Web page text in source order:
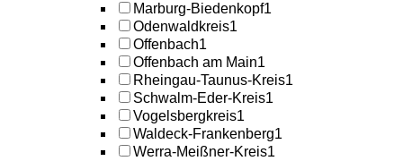
Marburg-Biedenkopf1
Odenwaldkreis1
Offenbach1
Offenbach am Main1
Rheingau-Taunus-Kreis1
Schwalm-Eder-Kreis1
Vogelsbergkreis1
Waldeck-Frankenberg1
Werra-Meißner-Kreis1